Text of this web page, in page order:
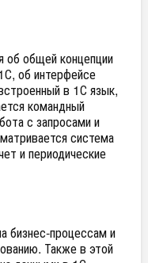
об общей концепции
об интерфейсе
в 1С язык,
командный
с запросами и
система
и периодические
бизнес-процессам и
Также в этой